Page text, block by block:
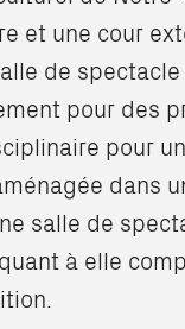
et une cour
de
pour des
pour
dans
salle de
à elle